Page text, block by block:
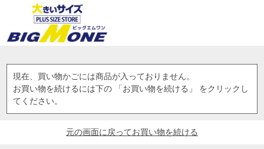
現在、買い物かごには商品が入っておりません。
お買い物を続けるには下の 「お買い物を続ける」 をクリックし
てください。
元の画面に戻ってお買い物を続ける